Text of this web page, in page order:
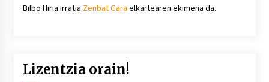
Bilbo Hiria irratia Zenbat Gara elkartearen ekimena da.
Lizentzia orain!